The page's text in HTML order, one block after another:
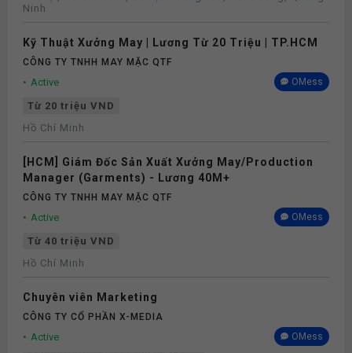
Ninh
Kỹ Thuật Xưởng May | Lương Từ 20 Triệu | TP.HCM
CÔNG TY TNHH MAY MẶC QTF
Active OMess
Từ 20 triệu VND
Hồ Chí Minh
[HCM] Giám Đốc Sản Xuất Xưởng May/Production
Manager (Garments) - Lương 40M+
CÔNG TY TNHH MAY MẶC QTF
Active OMess
Từ 40 triệu VND
Hồ Chí Minh
Chuyên viên Marketing
CÔNG TY CỔ PHẦN X-MEDIA
Active OMess